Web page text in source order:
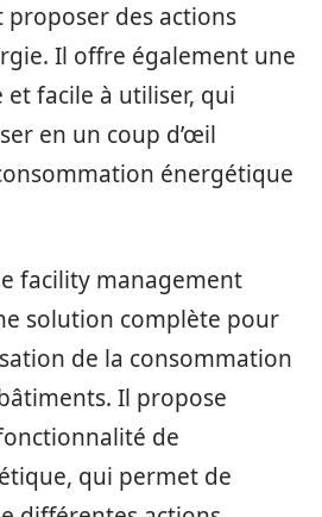
des actions
Il offre également une
facile à utiliser, qui
en un coup d’œil
énergétique
facility management
solution complète pour
de la consommation
Il propose
de
qui permet de